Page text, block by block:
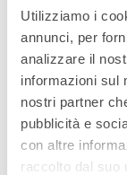
Utilizziamo i
annunci, per
analizzare il
informazioni sul
nostri partner
pubblicità e
con altre
raccolto dal suo